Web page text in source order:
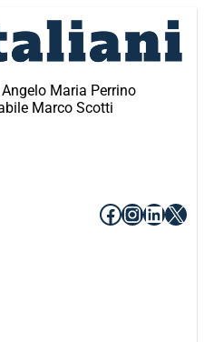
Maria Perrino
Marco Scotti
Facebook
X